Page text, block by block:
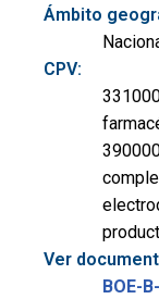
Ámbito
CPV:
Ver
BOE-